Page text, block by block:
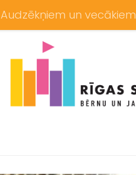
Audzēkņiem un vecākiem